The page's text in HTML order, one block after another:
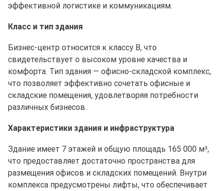
эффективной логистике и коммуникациям.
Класс и тип здания
Бизнес-центр относится к классу B, что
свидетельствует о высоком уровне качества и
комфорта. Тип здания — офисно-складской комплекс,
что позволяет эффективно сочетать офисные и
складские помещения, удовлетворяя потребности
различных бизнесов.
Характеристики здания и инфраструктура
Здание имеет 7 этажей и общую площадь 165 000 м²,
что предоставляет достаточно пространства для
размещения офисов и складских помещений. Внутри
комплекса предусмотрены лифты, что обеспечивает